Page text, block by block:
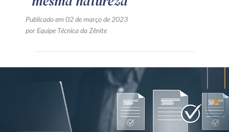
Publicado em 02 de março de 2023
por Equipe Técnica da Zênite